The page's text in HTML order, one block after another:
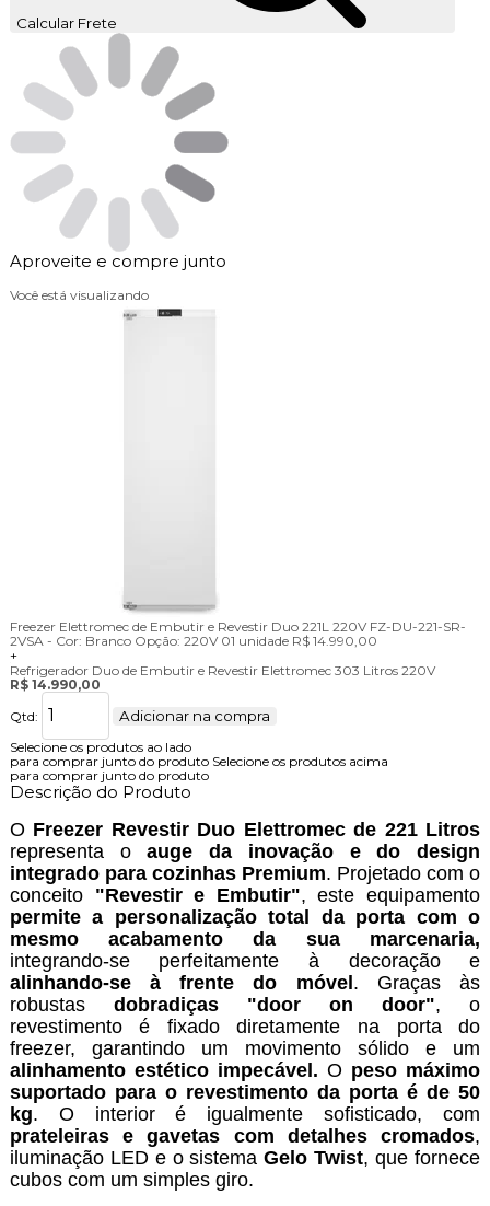
Calcular Frete
Aproveite e compre junto
Você está visualizando
Freezer Elettromec de Embutir e Revestir Duo 221L 220V FZ-DU-221-SR-
2VSA - Cor: Branco Opção: 220V 01 unidade R$ 14.990,00
+
Refrigerador Duo de Embutir e Revestir Elettromec 303 Litros 220V
R$ 14.990,00
Qtd:
Adicionar na compra
Selecione os produtos ao lado
para comprar junto do produto Selecione os produtos acima
para comprar junto do produto
Descrição do Produto
O Freezer Revestir Duo Elettromec de 221 Litros
representa oauge da inovação e do design
integrado para cozinhas Premium. Projetado com o
conceito "Revestir e Embutir", este equipamento
permite a personalização total da porta com o
mesmo acabamento da sua marcenaria,
integrando-se perfeitamente à decoração e
alinhando-se à frente do móvel. Graças às
robustas dobradiças "door on door", o
revestimento é fixado diretamente na porta do
freezer, garantindo um movimento sólido e um
alinhamento estético impecável. O peso máximo
suportado para o revestimento da porta é de 50
kg. O interior é igualmente sofisticado, com
prateleiras e gavetas com
detalhes cromados,
iluminação LED e o sistemaGelo Twist, que fornece
cubos com um simples giro.